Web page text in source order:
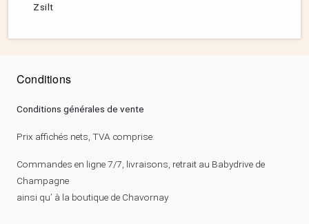
Zsilt
Conditions
Conditions générales de vente
Prix affichés nets, TVA comprise.
Commandes en ligne 7/7, livraisons, retrait au Babydrive de
Champagne
ainsi qu’ à la boutique de Chavornay